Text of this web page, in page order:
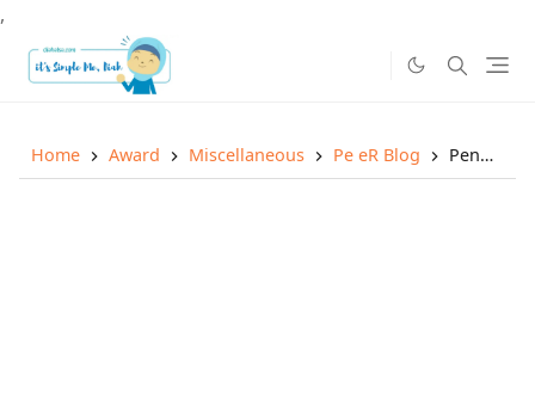
,
Home Award Miscellaneous Pe eR Blog Pending PR dan Award